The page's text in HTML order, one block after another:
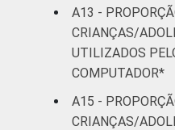
A13 -
CRIANÇAS/
UTILIZADOS
COMPUTADOR*
A15 -
CRIANÇAS/